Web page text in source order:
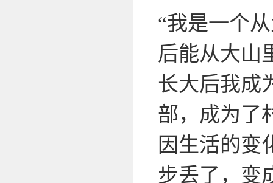
“我是一个
后能从大山
长大后我成
部，成为了
因生活的变
步丢了，变